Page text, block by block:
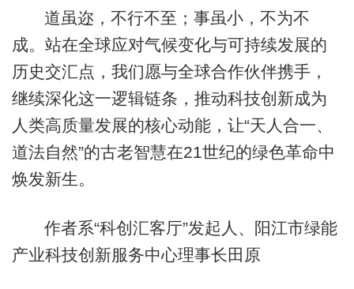
道虽迩，不行不至；事虽小，不为不
成。站在全球应对气候变化与可持续发展的
历史交汇点，我们愿与全球合作伙伴携手，
继续深化这一逻辑链条，推动科技创新成为
人类高质量发展的核心动能，让“天人合一、
道法自然”的古老智慧在21世纪的绿色革命中
焕发新生。
作者系“科创汇客厅”发起人、阳江市绿能
产业科技创新服务中心理事长田原